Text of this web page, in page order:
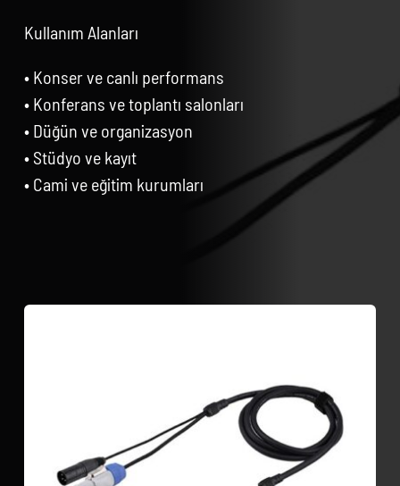
Kullanım Alanları
• Konser ve canlı performans
• Konferans ve toplantı salonları
• Düğün ve organizasyon
• Stüdyo ve kayıt
• Cami ve eğitim kurumları